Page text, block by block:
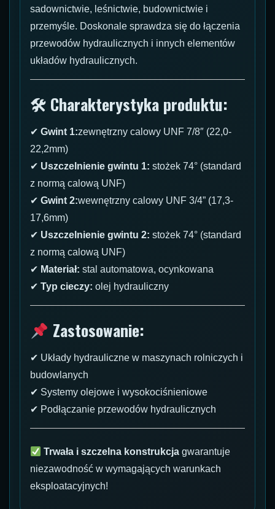
sadownictwie, leśnictwie, budownictwie i
przemyśle. Doskonale sprawdza się do łączenia
przewodów hydraulicznych i innych elementów
układów hydraulicznych.
🛠 Charakterystyka produktu:
✔ Gwint 1:zewnętrzny calowy UNF 7/8″ (22,0-
22,2mm)
✔ Uszczelnienie gwintu 1: stożek 74° (standard
z normą calową UNF)
✔ Gwint 2:wewnętrzny calowy UNF 3/4” (17,3-
17,6mm)
✔ Uszczelnienie gwintu 2: stożek 74° (standard
z normą calową UNF)
✔ Materiał: stal automatowa, ocynkowana
✔ Typ cieczy: olej hydrauliczny
Zastosowanie:
✔ Układy hydrauliczne w maszynach rolniczych i
budowlanych
✔ Systemy olejowe i wysokociśnieniowe
✔ Podłączanie przewodów hydraulicznych
Trwała i szczelna konstrukcja gwarantuje
niezawodność w wymagających warunkach
eksploatacyjnych!